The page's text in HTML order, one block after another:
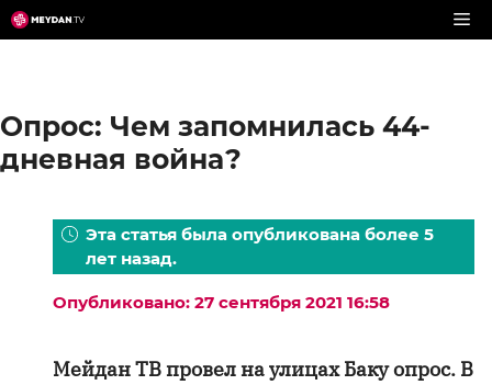
Перейти
к
Опрос: Чем запомнилась 44-
дневная война?
Эта статья была опубликована более 5
лет назад.
Опубликовано: 27 сентября 2021 16:58
Мейдан ТВ провел на улицах Баку опрос. В